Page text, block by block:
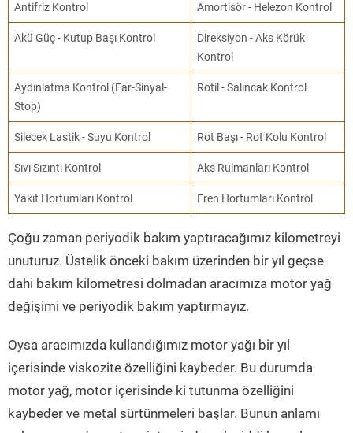
Antifriz Kontrol Amortisör - Helezon Kontrol
Akü Güç - Kutup Başı Kontrol
Direksiyon - Aks Körük
Kontrol
Aydınlatma Kontrol (Far-Sinyal-
Stop)
Rotil - Salıncak Kontrol
Silecek Lastik - Suyu Kontrol Rot Başı - Rot Kolu Kontrol
Sıvı Sızıntı Kontrol Aks Rulmanları Kontrol
Yakıt Hortumları Kontrol Fren Hortumları Kontrol
Çoğu zaman periyodik bakım yaptıracağımız kilometreyi
unuturuz. Üstelik önceki bakım üzerinden bir yıl geçse
dahi bakım kilometresi dolmadan aracımıza motor yağ
değişimi ve periyodik bakım yaptırmayız.
Oysa aracımızda kullandığımız motor yağı bir yıl
içerisinde viskozite özelliğini kaybeder. Bu durumda
motor yağ, motor içerisinde ki tutunma özelliğini
kaybeder ve metal sürtünmeleri başlar. Bunun anlamı